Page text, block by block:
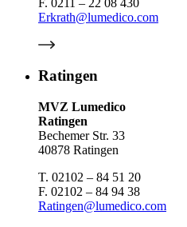
F. 0211 – 22 08 430
Erkrath@lumedico.com
Ratingen
MVZ Lumedico
Ratingen
Bechemer Str. 33
40878 Ratingen
T. 02102 – 84 51 20
F. 02102 – 84 94 38
Ratingen@lumedico.com